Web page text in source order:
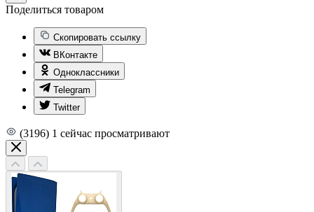
Поделиться товаром
Скопировать ссылку
ВКонтакте
Одноклассники
Telegram
Twitter
(3196) 1 сейчас просматривают